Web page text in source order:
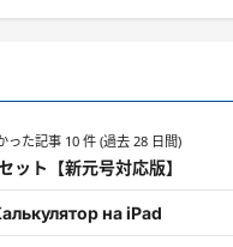
った記事 10 件 (過去 28 日間)
ット【新元号対応版】
на iPad